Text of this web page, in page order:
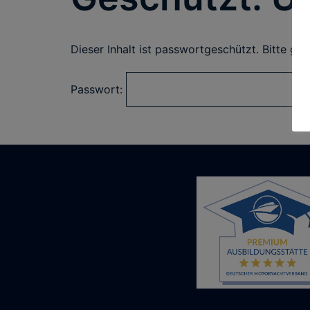
Dieser Inhalt ist passwortgeschützt. Bitte gib
Passwort: